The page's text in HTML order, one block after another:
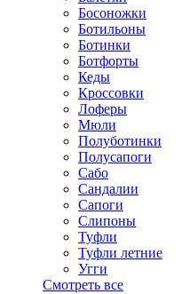
Босоножки
Ботильоны
Ботинки
Ботфорты
Кеды
Кроссовки
Лоферы
Мюли
Полуботинки
Полусапоги
Сабо
Сандалии
Сапоги
Слипоны
Туфли
Туфли летние
Угги
Смотреть все